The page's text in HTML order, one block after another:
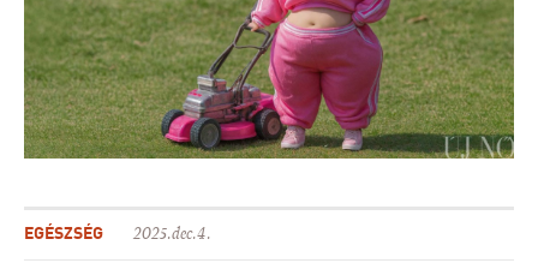
EGÉSZSÉG 2025.dec.4.